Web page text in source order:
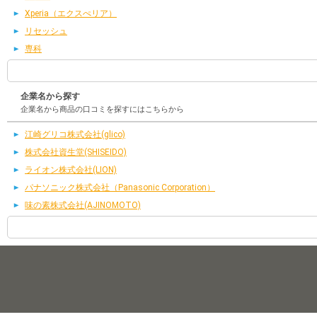
Xperia（エクスぺリア）
リセッシュ
専科
企業名から探す
企業名から商品の口コミを探すにはこちらから
江崎グリコ株式会社(glico)
株式会社資生堂(SHISEIDO)
ライオン株式会社(LION)
パナソニック株式会社（Panasonic Corporation）
味の素株式会社(AJINOMOTO)